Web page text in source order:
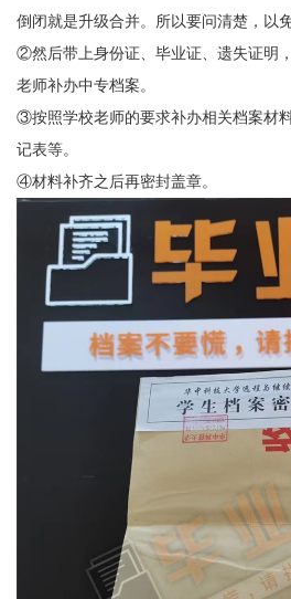
倒闭就是升级合并。所以要问清楚，以
②然后带上身份证、毕业证、遗失证明
老师补办中专档案。
③按照学校老师的要求补办相关档案材
记表等。
④材料补齐之后再密封盖章。